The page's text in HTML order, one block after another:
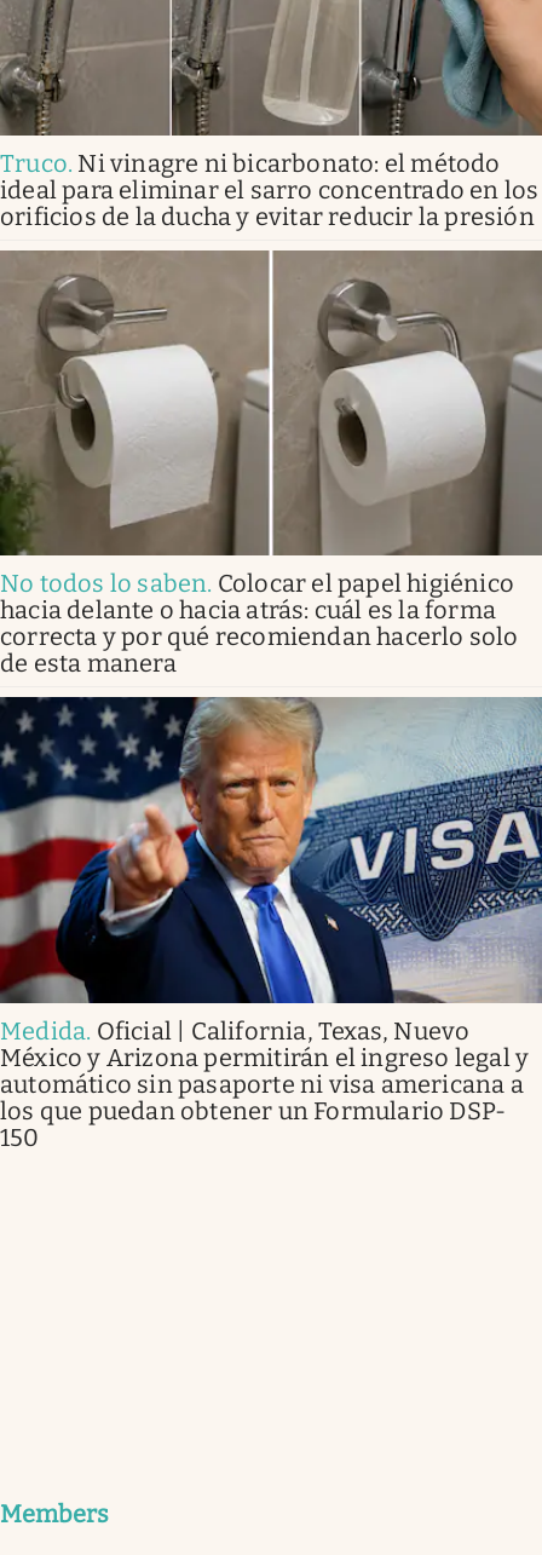
Truco. Ni vinagre ni bicarbonato: el método
ideal para eliminar el sarro concentrado en los
orificios de la ducha y evitar reducir la presión
No todos lo saben. Colocar el papel higiénico
hacia delante o hacia atrás: cuál es la forma
correcta y por qué recomiendan hacerlo solo
de esta manera
Medida. Oficial | California, Texas, Nuevo
México y Arizona permitirán el ingreso legal y
automático sin pasaporte ni visa americana a
los que puedan obtener un Formulario DSP-
150
Members